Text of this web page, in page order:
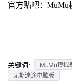
官方贴吧：MuMu
关键词: MuMu模拟
无期迷途电脑版